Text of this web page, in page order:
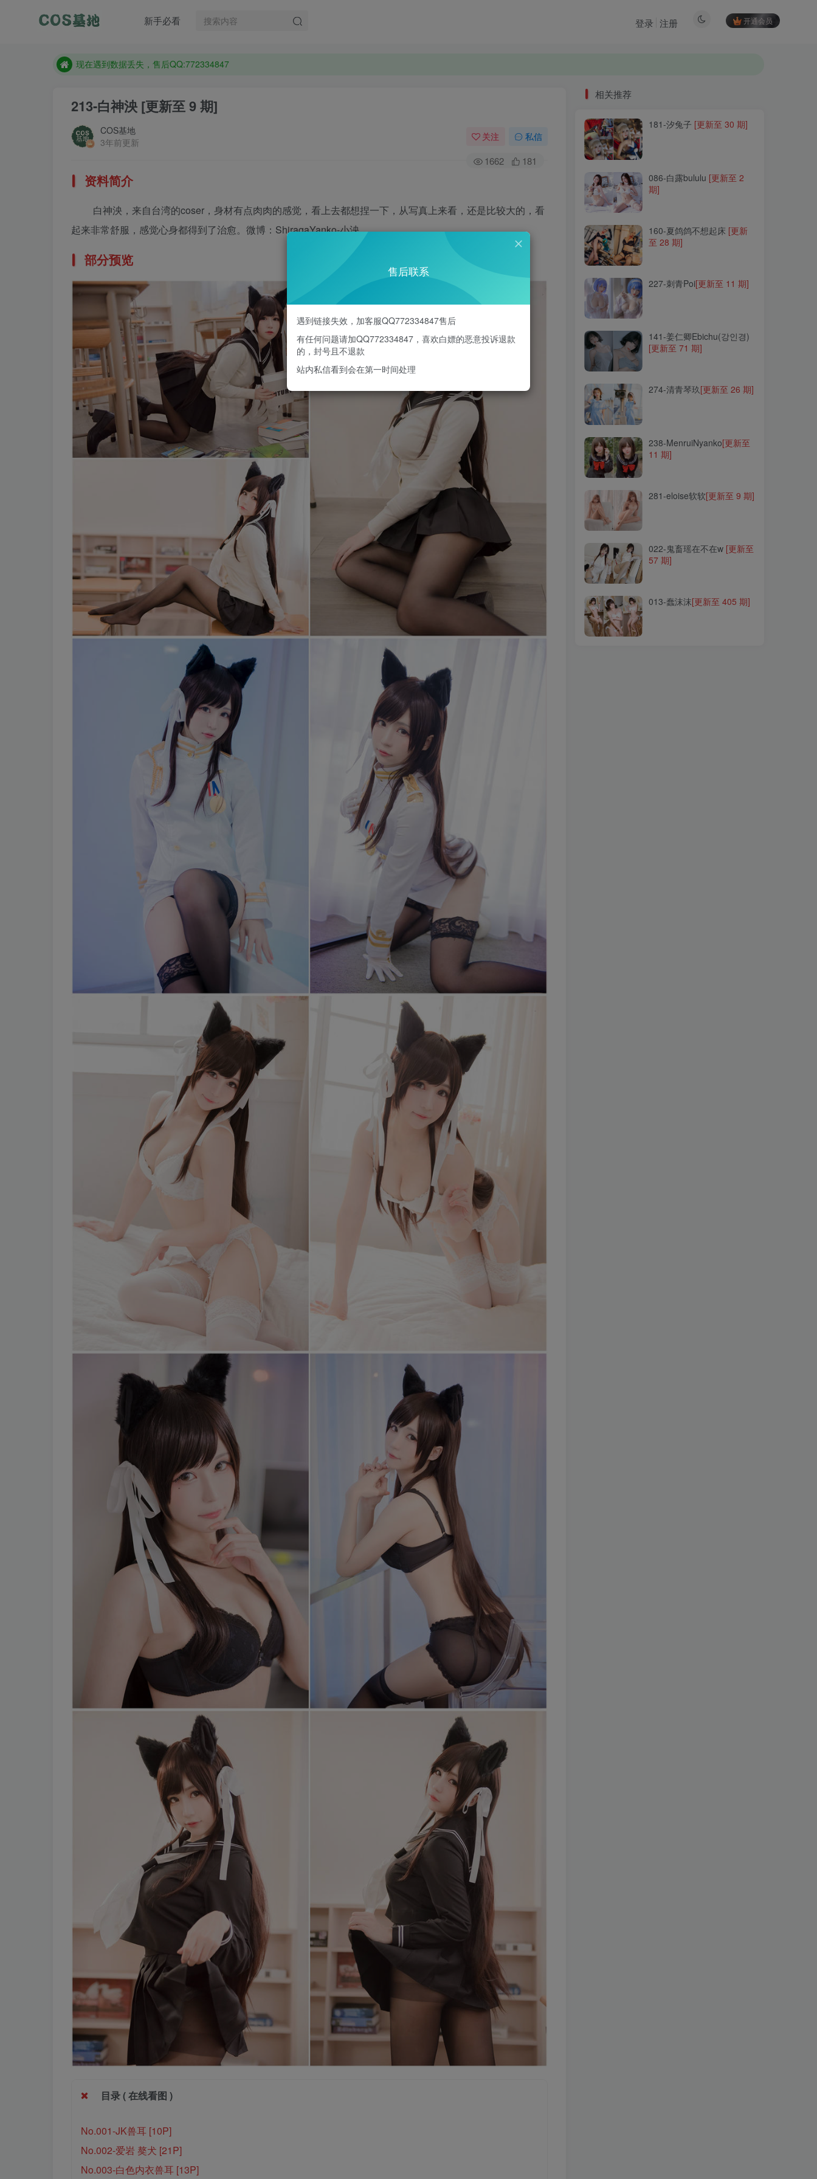
新手必看 开通会员
登录 注册
想看那个coser作品，请在搜索框搜索
售后QQ:772334847
213-白神泱 [更新至 9 期]
COS基地
3年前更新
关注 私信
1662 181
资料简介
白神泱，来自台湾的coser，身材有点肉肉的感觉，看上去都想捏一下，从写真上来看，还是比较大的，看
起来非常舒服，感觉心身都得到了治愈。微博：ShiragaYanko-小泱
部分预览
目录 ( 在线看图 )
No.001-JK兽耳 [10P]
No.002-爱岩 獒犬 [21P]
No.003-白色内衣兽耳 [13P]
160-夏鸽鸽不想起床
227-刺青Poi
274-清青琴玖[更新至 26 期]
281-eloise软软
013-蠢沫沫
相关推荐
181-汐兔子 [更新至 30 期]
086-白露bululu [更新至 2
期]
160-夏鸽鸽不想起床 [更新
至 28 期]
227-刺青Poi[更新至 11 期]
141-姜仁卿Ebichu(강인경)
[更新至 71 期]
274-清青琴玖[更新至 26 期]
238-MenruiNyanko[更新至
11 期]
281-eloise软软[更新至 9 期]
022-鬼畜瑶在不在w [更新至
57 期]
013-蠢沫沫[更新至 405 期]
售后联系
遇到链接失效，加客服QQ772334847售后
有任何问题请加QQ772334847，喜欢白嫖的恶意投诉退款
的，封号且不退款
站内私信看到会在第一时间处理